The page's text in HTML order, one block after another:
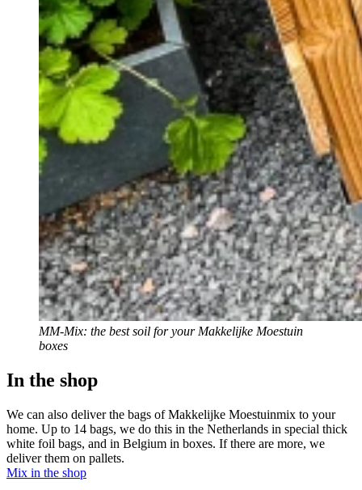
MM-Mix: the best soil for your Makkelijke Moestuin
boxes
In the shop
We can also deliver the bags of Makkelijke Moestuinmix to your
home. Up to 14 bags, we do this in the Netherlands in special thick
white foil bags, and in Belgium in boxes. If there are more, we
deliver them on pallets.
Mix in the shop